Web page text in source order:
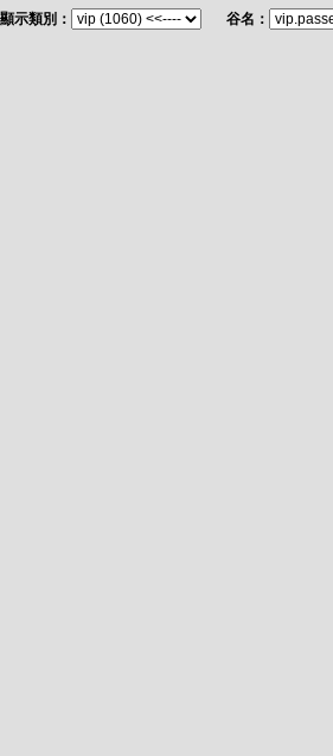
顯示類別： 谷名：